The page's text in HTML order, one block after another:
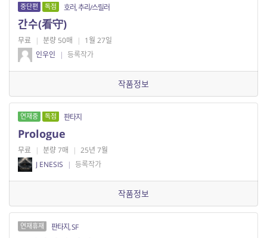
중단편 독점 호러, 추리/스릴러
간수(看守)
무료 | 분량 50매 | 1월 27일
인우인
| 등록작가
작품정보
연재중 독점 판타지
Prologue
무료 | 분량 7매 | 25년 7월
J ENESIS
| 등록작가
작품정보
연재휴재 판타지, SF